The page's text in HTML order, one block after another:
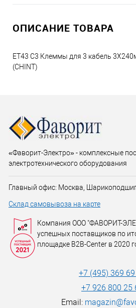
ОПИСАНИЕ ТОВАРА
ET43 C3 Клеммы для 3 кабель
(CHINT)
«Фаворит-Электро» - комплексные
электротехнического оборудования
Главный офис: Москва,
Склад самовывоза на карте
Компания ООО "ФАВОРИТ-
успешных поставщиков по
площадке B2B-Center в 2020
+7 (495) 369
+7 926 800 25
Email: